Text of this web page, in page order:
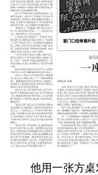
他用一张方